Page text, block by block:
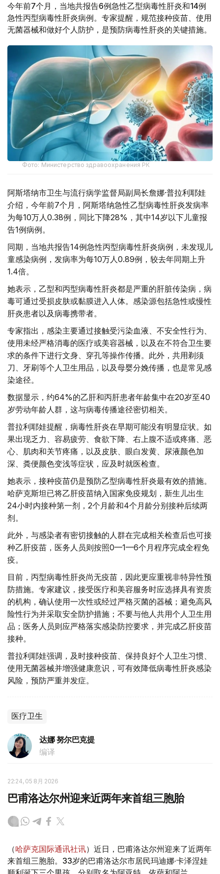
今年前7个月，当地共报告6例急性乙型病毒性肝炎和14例
急性丙型病毒性肝炎病例。专家提醒，规范接种疫苗、使用
无菌器械和做好个人防护，是预防病毒性肝炎的关键措施。
Фото: Министерство здравоохранения РК
阿斯塔纳市卫生与流行病学监督局副局长詹娜·普拉利耶娃
介绍，今年前7个月，阿斯塔纳急性乙型病毒性肝炎发病率
为每10万人0.38例，同比下降28%，其中14岁以下儿童报
告1例病例。
同期，当地共报告14例急性丙型病毒性肝炎病例，未发现儿
童感染病例，发病率为每10万人0.89例，较去年同期上升
1.4倍。
她表示，乙型和丙型病毒性肝炎都是严重的肝脏传染病，病
毒可通过受损皮肤或黏膜进入人体。感染源包括急性或慢性
肝炎患者以及病毒携带者。
专家指出，感染主要通过接触受污染血液、不安全性行为、
使用未经严格消毒的医疗或美容器械，以及在不符合卫生要
求的条件下进行文身、穿孔等操作传播。此外，共用剃须
刀、牙刷等个人卫生用品，以及母婴分娩传播，也是常见感
染途径。
数据显示，约64%的乙肝和丙肝患者年龄集中在20岁至40
岁劳动年龄人群，这与病毒传播途径密切相关。
普拉利耶娃提醒，病毒性肝炎在早期可能没有明显症状。如
果出现乏力、容易疲劳、食欲下降、右上腹不适或疼痛、恶
心、肌肉和关节疼痛，以及皮肤、眼白发黄、尿液颜色加
深、粪便颜色变浅等症状，应及时就医检查。
她表示，接种疫苗仍是预防乙型病毒性肝炎最有效的措施。
哈萨克斯坦已将乙肝疫苗纳入国家免疫规划，新生儿出生
24小时内接种第一剂，2个月龄和4个月龄分别接种后续两
剂。
此外，与感染者有密切接触的人群在完成相关检查后也可接
种乙肝疫苗，医务人员则按照0—1—6个月程序完成全程免
疫。
目前，丙型病毒性肝炎尚无疫苗，因此更应重视非特异性预
防措施。专家建议，接受医疗和美容服务时应选择具有资质
的机构，确认使用一次性或经过严格灭菌的器械；避免高风
险性行为并采取安全防护措施；不要与他人共用个人卫生用
品；医务人员则应严格落实感染防控要求，并完成乙肝疫苗
接种。
普拉利耶娃强调，及时接种疫苗、保持良好个人卫生习惯、
使用无菌器械并增强健康意识，可有效降低病毒性肝炎感染
风险，预防严重并发症。
医疗卫生
达娜 努尔巴克提
编译
22:24, 05 8月 2026
巴甫洛达尔州迎来近两年来首组三胞胎
（哈萨克国际通讯社讯）近日，巴甫洛达尔州迎来了近两年
来首组三胞胎。33岁的巴甫洛达尔市居民玛迪娜·卡泽涅娃